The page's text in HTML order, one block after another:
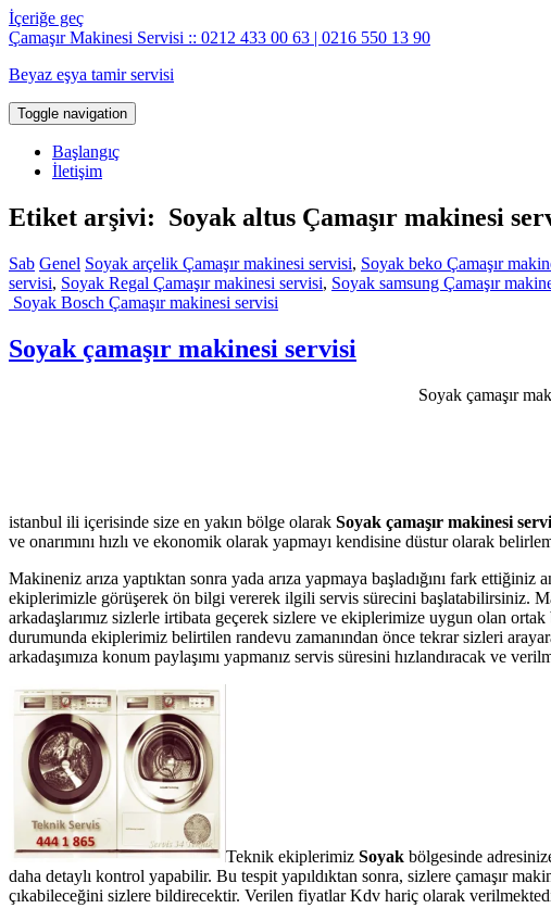
İçeriğe geç
Çamaşır Makinesi Servisi :: 0212 433 00 63 | 0216 550 13 90
Beyaz eşya tamir servisi
Toggle navigation
Başlangıç
İletişim
Etiket arşivi: Soyak altus Çamaşır makinesi
Sab Genel Soyak arçelik Çamaşır makinesi servisi, Soyak beko Çamaşır
servisi, Soyak Regal Çamaşır makinesi servisi, Soyak samsung Çamaşır
Soyak Bosch Çamaşır makinesi servisi
Soyak çamaşır makinesi servisi
Soyak çamaşır
istanbul ili içerisinde size en yakın bölge olarak Soyak çamaşır makinesi
ve onarımını hızlı ve ekonomik olarak yapmayı kendisine düstur olarak
Makineniz arıza yaptıktan sonra yada arıza yapmaya başladığını fark ettiğiniz
ekiplerimizle görüşerek ön bilgi vererek ilgili servis sürecini başlatabilirsiniz.
arkadaşlarımız sizlerle irtibata geçerek sizlere ve ekiplerimize uygun olan
durumunda ekiplerimiz belirtilen randevu zamanından önce tekrar sizleri
arkadaşımıza konum paylaşımı yapmanız servis süresini hızlandıracak ve
Teknik ekiplerimiz Soyak bölgesinde
daha detaylı kontrol yapabilir. Bu tespit yapıldıktan sonra, sizlere çamaşır
çıkabileceğini sizlere bildirecektir. Verilen fiyatlar Kdv hariç olarak